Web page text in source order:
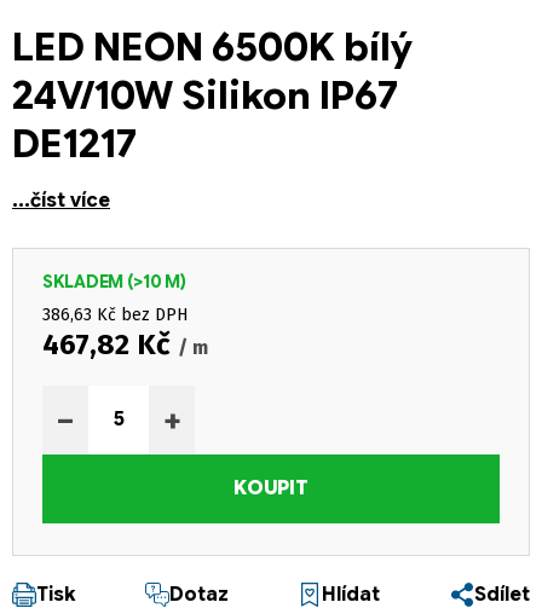
LED NEON 6500K bílý
24V/10W Silikon IP67
DE1217
SKLADEM (>10 M)
467,82 Kč / m
386,63 Kč bez DPH
+
−
KOUPIT
...číst více
Tisk Dotaz Hlídat Sdílet